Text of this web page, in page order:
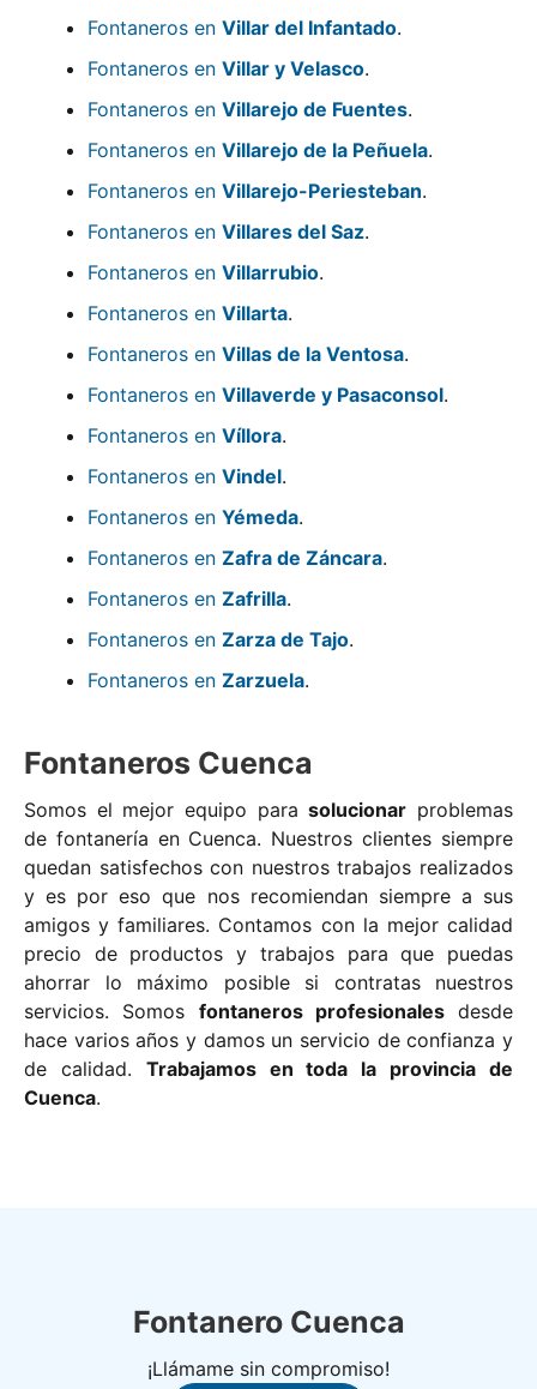
Fontaneros en Villar del Infantado.
Fontaneros en Villar y Velasco.
Fontaneros en Villarejo de Fuentes.
Fontaneros en Villarejo de la Peñuela.
Fontaneros en Villarejo-Periesteban.
Fontaneros en Villares del Saz.
Fontaneros en Villarrubio.
Fontaneros en Villarta.
Fontaneros en Villas de la Ventosa.
Fontaneros en Villaverde y Pasaconsol.
Fontaneros en Víllora.
Fontaneros en Vindel.
Fontaneros en Yémeda.
Fontaneros en Zafra de Záncara.
Fontaneros en Zafrilla.
Fontaneros en Zarza de Tajo.
Fontaneros en Zarzuela.
Fontaneros Cuenca
Somos el mejor equipo parasolucionar problemas
de fontanería en Cuenca. Nuestros clientes siempre
quedan satisfechos con nuestros trabajos realizados
y es por eso que nos recomiendan siempre a sus
amigos y familiares. Contamos con la mejor calidad
precio de productos y trabajos para que puedas
ahorrar lo máximo posible si contratas nuestros
servicios. Somos fontaneros profesionalesdesde
hace varios años y damos un servicio de confianza y
de calidad. Trabajamos en toda la provincia de
Cuenca.
Fontanero Cuenca
¡Llámame sin compromiso!